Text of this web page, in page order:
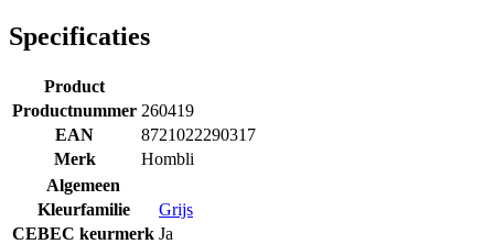
Specificaties
Product
Productnummer 260419
EAN
8721022290317
Merk
Hombli
Algemeen
Kleurfamilie
Grijs
CEBEC keurmerk Ja